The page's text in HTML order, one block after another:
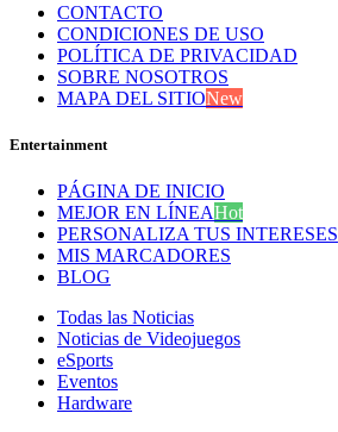
CONTACTO
CONDICIONES DE USO
POLÍTICA DE PRIVACIDAD
SOBRE NOSOTROS
MAPA DEL SITIONew
Entertainment
PÁGINA DE INICIO
MEJOR EN LÍNEAHot
PERSONALIZA TUS INTERESES
MIS MARCADORES
BLOG
Todas las Noticias
Noticias de Videojuegos
eSports
Eventos
Hardware